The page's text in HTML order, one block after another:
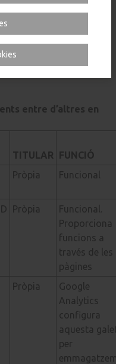
de 2023, de l’AEPD
entre d’altres en
TITULAR
FUNCIÓ
Pròpia Funcional
Pròpia
Funcional.
Proporciona
funcions a
través de les
pàgines
Pròpia
Google
Analytics
configura
aquesta
per